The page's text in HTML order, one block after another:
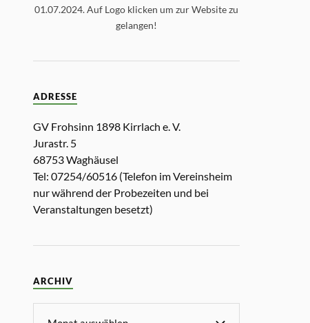
01.07.2024. Auf Logo klicken um zur Website zu
gelangen!
ADRESSE
GV Frohsinn 1898 Kirrlach e. V.
Jurastr. 5
68753 Waghäusel
Tel: 07254/60516 (Telefon im Vereinsheim
nur während der Probezeiten und bei
Veranstaltungen besetzt)
ARCHIV